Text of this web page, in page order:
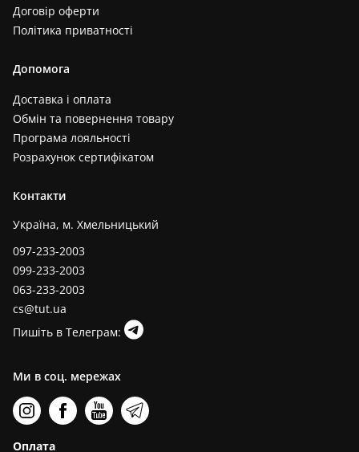
Договір оферти
Політика приватності
Допомога
Доставка і оплата
Обмін та повернення товару
Програма лояльності
Розрахунок сертифікатом
Контакти
Україна, м. Хмельницький
097-233-2003
099-233-2003
063-233-2003
cs@tut.ua
Пишіть в Телеграм:
Ми в соц. мережах
Оплата